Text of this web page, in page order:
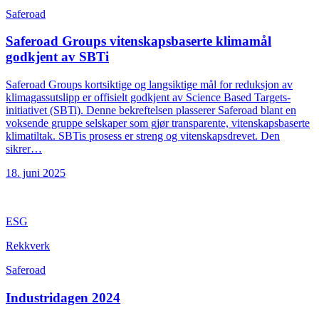
Saferoad
Saferoad Groups vitenskapsbaserte klimamål
godkjent av SBTi
Saferoad Groups kortsiktige og langsiktige mål for reduksjon av
klimagassutslipp er offisielt godkjent av Science Based Targets-
initiativet (SBTi). Denne bekreftelsen plasserer Saferoad blant en
voksende gruppe selskaper som gjør transparente, vitenskapsbaserte
klimatiltak. SBTis prosess er streng og vitenskapsdrevet. Den
sikrer…
18. juni 2025
ESG
Rekkverk
Saferoad
Industridagen 2024